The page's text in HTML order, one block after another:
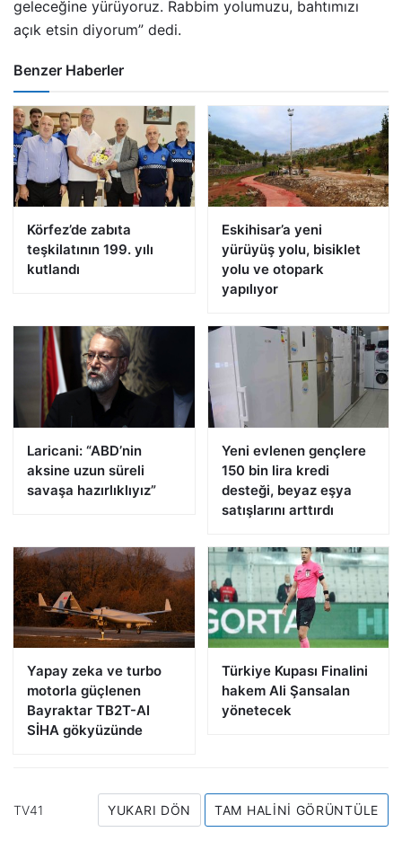
geleceğine yürüyoruz. Rabbim yolumuzu, bahtımızı
açık etsin diyorum” dedi.
Benzer Haberler
Körfez’de zabıta
teşkilatının 199. yılı
kutlandı
Eskihisar’a yeni
yürüyüş yolu, bisiklet
yolu ve otopark
yapılıyor
Laricani: “ABD’nin
aksine uzun süreli
savaşa hazırlıklıyız”
Yeni evlenen gençlere
150 bin lira kredi
desteği, beyaz eşya
satışlarını arttırdı
Yapay zeka ve turbo
motorla güçlenen
Bayraktar TB2T-AI
SİHA gökyüzünde
Türkiye Kupası Finalini
hakem Ali Şansalan
yönetecek
TV41 YUKARI DÖN TAM HALINI GÖRÜNTÜLE